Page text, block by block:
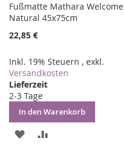
Fußmatte Mathara Welcome
Natural 45x75cm
22,85 €
Inkl. 19% Steuern , exkl.
Versandkosten
Lieferzeit
2-3 Tage
In den Warenkorb
ZUR